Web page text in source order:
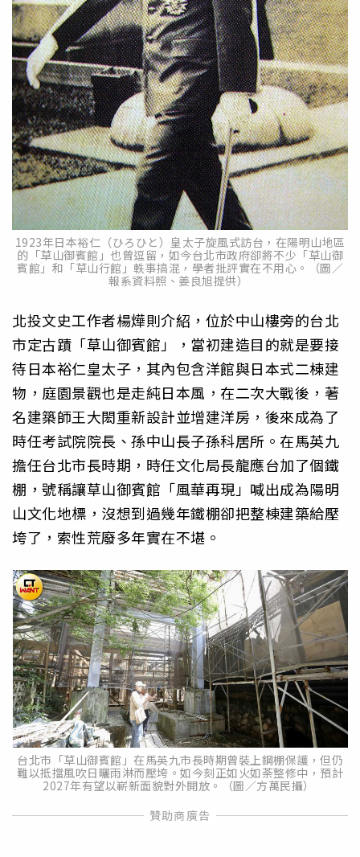
1923年日本裕仁（ひろひと）皇太子旋風式訪台，在陽明山地區
的「草山御賓館」也曾逗留，如今台北市政府卻將不少「草山御
賓館」和「草山行館」軼事搞混，學者批評實在不用心。（圖／
報系資料照、姜良旭提供）
北投文史工作者楊燁則介紹，位於中山樓旁的台北
市定古蹟「草山御賓館」，當初建造目的就是要接
待日本裕仁皇太子，其內包含洋館與日本式二棟建
物，庭園景觀也是走純日本風，在二次大戰後，著
名建築師王大閎重新設計並增建洋房，後來成為了
時任考試院院長、孫中山長子孫科居所。在馬英九
擔任台北市長時期，時任文化局長龍應台加了個鐵
棚，號稱讓草山御賓館「風華再現」喊出成為陽明
山文化地標，沒想到過幾年鐵棚卻把整棟建築給壓
垮了，索性荒廢多年實在不堪。
台北市「草山御賓館」在馬英九市長時期曾裝上鋼棚保護，但仍
難以抵擋風吹日曬雨淋而壓垮。如今刻正如火如荼整修中，預計
2027年有望以嶄新面貌對外開放。（圖／方萬民攝）